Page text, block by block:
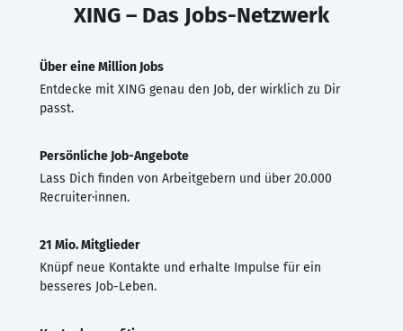
XING – Das Jobs-Netzwerk
Über eine Million Jobs
Entdecke mit XING genau den Job, der wirklich zu Dir
passt.
Persönliche Job-Angebote
Lass Dich finden von Arbeitgebern und über 20.000
Recruiter·innen.
21 Mio. Mitglieder
Knüpf neue Kontakte und erhalte Impulse für ein
besseres Job-Leben.